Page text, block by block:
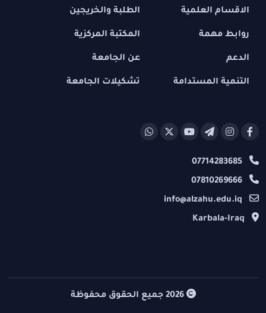
الاقسام العلمية
روابط مهمة
الدعم
التنمية المستدامة
الطلبة والخريجين
المكتبة المركزية
عن الجامعة
تشكيلات الجامعة
07714283685
07810269666
info@alzahu.edu.iq
Karbala-Iraq
2026 جميع الحقوق محفوظة